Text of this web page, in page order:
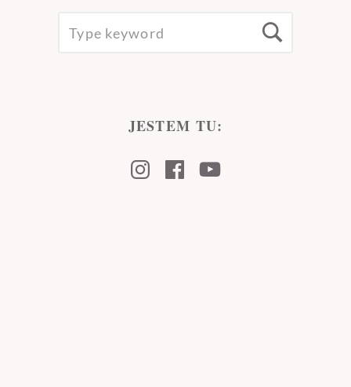
FOR:
JESTEM TU:
Instagram
Facebook